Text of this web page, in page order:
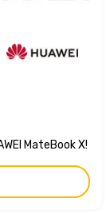
MateBook X!